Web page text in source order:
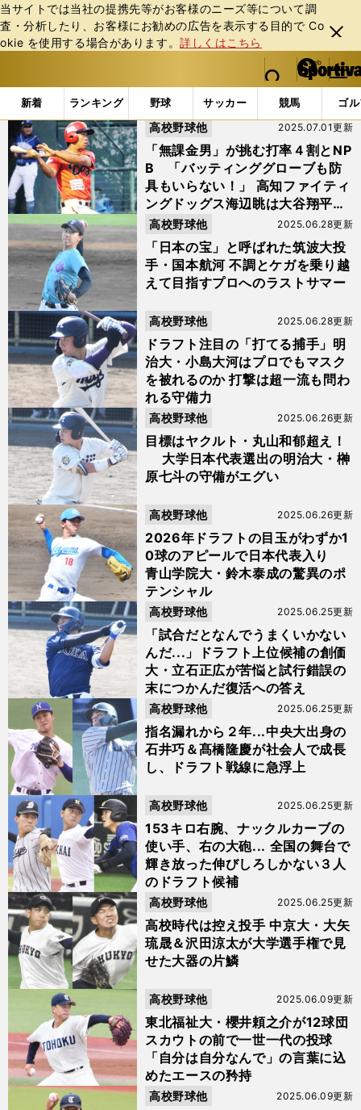
当サイトでは当社の提携先等がお客様のニーズ等について調
査・分析したり、お客様にお勧めの広告を表⽰する⽬的で Co
okie を使⽤する場合があります。詳しくはこちら
閉じ
る
web Sportiva (webスポルティーバ)
検索
マイペ
ー
ジ
メニュ
新着 ランキング 野球 サッカー 競馬 ゴ
b
ス
ポ
ル
テ
ィ
ー
バ
「#ドラフト候補」の最新ニュース・ 情報 (2ページ目)
「無課金男」が挑む打率４割とNP
B 「バッティンググローブも防
具もいらない！」 高知ファイティ
ングドッグス海辺眺は大谷翔平レ
ベルのスイング
2025.07.01更新
高校野球他
「日本の宝」と呼ばれた筑波大投
手・国本航河 不調とケガを乗り越
えて目指すプロへのラストサマー
2025.06.28更新
高校野球他
ドラフト注目の「打てる捕手」明
治大・小島大河はプロでもマスク
を被れるのか 打撃は超一流も問わ
れる守備力
2025.06.28更新
高校野球他
目標はヤクルト・丸山和郁超え！
大学日本代表選出の明治大・榊
原七斗の守備がエグい
2025.06.26更新
高校野球他
2026年ドラフトの目玉がわずか1
0球のアピールで日本代表入り
青山学院大・鈴木泰成の驚異のポ
テンシャル
2025.06.26更新
高校野球他
「試合だとなんでうまくいかない
んだ...」ドラフト上位候補の創価
大・立石正広が苦悩と試行錯誤の
末につかんだ復活への答え
2025.06.25更新
高校野球他
指名漏れから２年...中央大出身の
石井巧＆髙橋隆慶が社会人で成長
し、ドラフト戦線に急浮上
2025.06.25更新
高校野球他
153キロ右腕、ナックルカーブの
使い手、右の大砲... 全国の舞台で
輝き放った伸びしろしかない３人
のドラフト候補
2025.06.25更新
高校野球他
高校時代は控え投手 中京大・大矢
琉晟＆沢田涼太が大学選手権で見
せた大器の片鱗
2025.06.25更新
高校野球他
東北福祉大・櫻井頼之介が12球団
スカウトの前で一世一代の投球
「自分は自分なんで」の言葉に込
めたエースの矜持
2025.06.09更新
高校野球他
2025.06.09更新
高校野球他